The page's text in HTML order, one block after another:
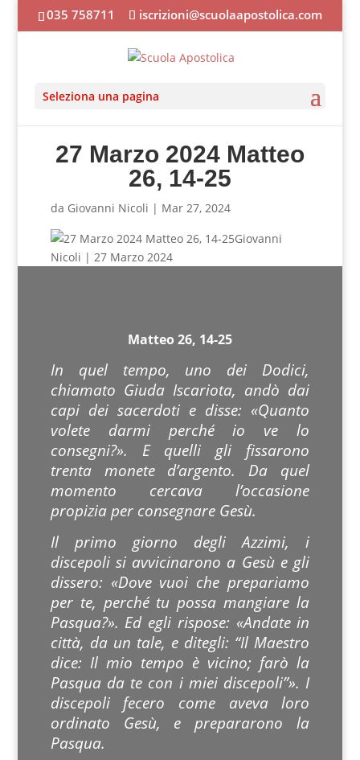
035 758711 iscrizioni@scuolaapostolica.com
Seleziona una pagina
27 Marzo 2024 Matteo
26, 14-25
da Giovanni Nicoli | Mar 27, 2024
Giovanni
Nicoli | 27 Marzo 2024
Matteo 26, 14-25
In quel tempo, uno dei Dodici,
chiamato Giuda Iscariota, andò dai
capi dei sacerdoti e disse: «Quanto
volete darmi perché io ve lo
consegni?». E quelli gli fissarono
trenta monete d’argento. Da quel
momento cercava l’occasione
propizia per consegnare Gesù.
Il primo giorno degli Azzimi, i
discepoli si avvicinarono a Gesù e gli
dissero: «Dove vuoi che prepariamo
per te, perché tu possa mangiare la
Pasqua?». Ed egli rispose: «Andate in
città, da un tale, e ditegli: “Il Maestro
dice: Il mio tempo è vicino; farò la
Pasqua da te con i miei discepoli”». I
discepoli fecero come aveva loro
ordinato Gesù, e prepararono la
Pasqua.